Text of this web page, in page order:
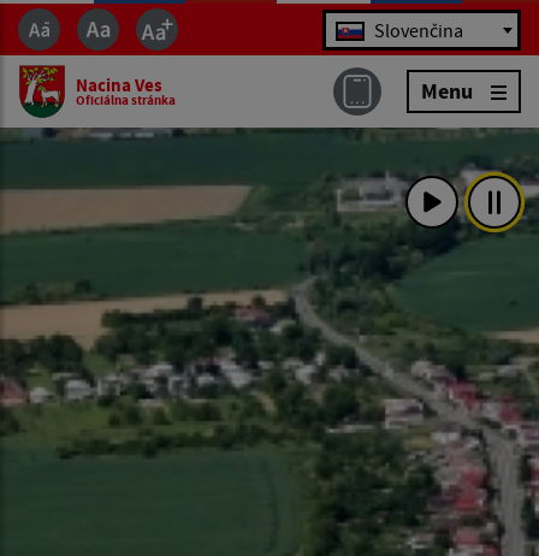
Jazyk Slovenčina
Nacina Ves
Oficiálna stránka Menu